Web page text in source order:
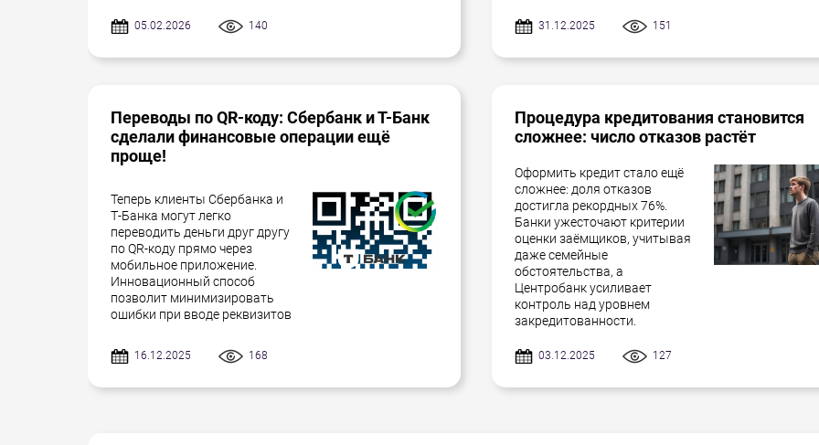
05.02.2026 140 31.12.2025 151
Переводы по QR-коду: Сбербанк и Т-Банк
сделали финансовые операции ещё
проще!
Теперь клиенты Сбербанка и
Т-Банка могут легко
переводить деньги друг другу
по QR-коду прямо через
мобильное приложение.
Инновационный способ
позволит минимизировать
ошибки при вводе реквизитов
16.12.2025 168
Процедура кредитования становится
сложнее: число отказов растёт
Оформить кредит стало ещё
сложнее: доля отказов
достигла рекордных 76%.
Банки ужесточают критерии
оценки заёмщиков, учитывая
даже семейные
обстоятельства, а
Центробанк усиливает
контроль над уровнем
закредитованности.
03.12.2025 127